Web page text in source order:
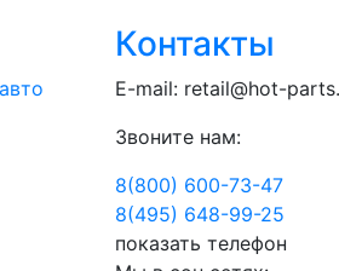
Контакты
E-mail: retail@hot-
Звоните нам:
8(800) 600-73-47
8(495) 648-99-25
показать телефон